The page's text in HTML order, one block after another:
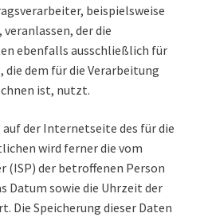
beispielsweise
der die
ebenfalls ausschließlich für
die dem für die Verarbeitung
ist, nutzt.
der Internetseite des für die
wird ferner die vom
(ISP) der betroffenen Person
Datum sowie die Uhrzeit der
Die Speicherung dieser Daten